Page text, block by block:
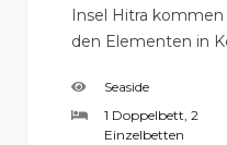
Insel Hitra
den Elementen in
Seaside
1 Doppelbett, 2
Einzelbetten